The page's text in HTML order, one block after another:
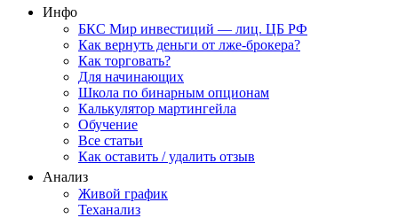
Инфо
БКС Мир инвестиций — лиц. ЦБ РФ
Как вернуть деньги от лже-брокера?
Как торговать?
Для начинающих
Школа по бинарным опционам
Калькулятор мартингейла
Обучение
Все статьи
Как оставить / удалить отзыв
Анализ
Живой график
Теханализ